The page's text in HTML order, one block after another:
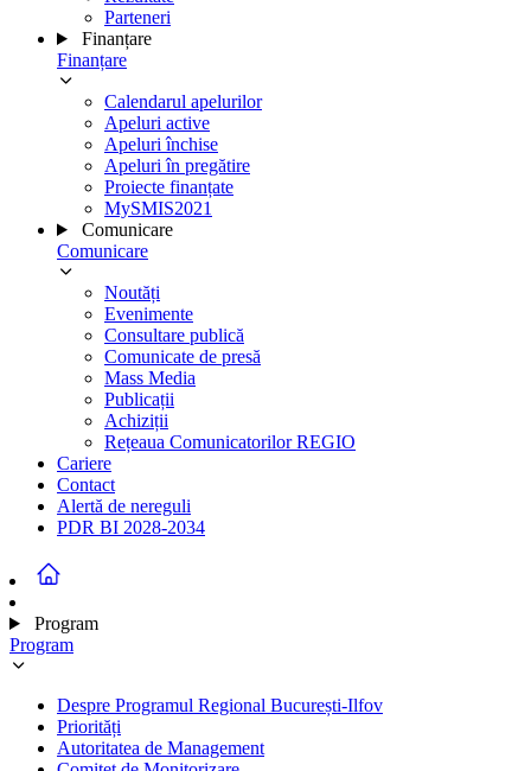
Parteneri
Finanțare
Finanțare
Calendarul apelurilor
Apeluri active
Apeluri închise
Apeluri în pregătire
Proiecte finanțate
MySMIS2021
Comunicare
Comunicare
Noutăți
Evenimente
Consultare publică
Comunicate de presă
Mass Media
Publicații
Achiziții
Rețeaua Comunicatorilor REGIO
Cariere
Contact
Alertă de nereguli
PDR BI 2028-2034
Program
Program
Despre Programul Regional București-Ilfov
Priorități
Autoritatea de Management